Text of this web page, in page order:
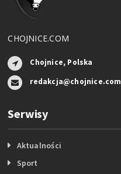
CHOJNICE.COM
Chojnice, Polska
redakcja@chojnice.com
Serwisy
Aktualności
Sport